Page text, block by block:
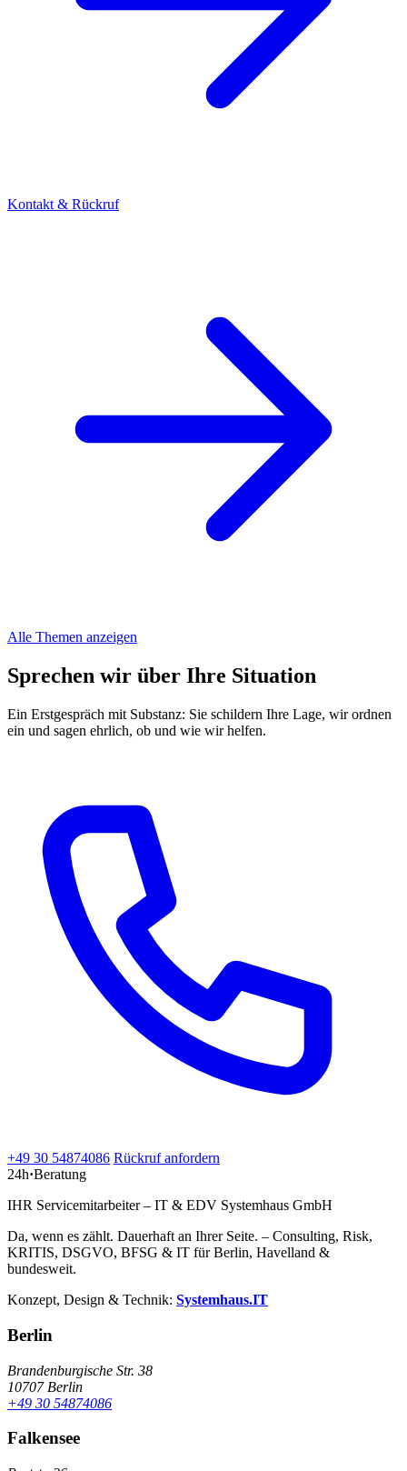
Kontakt & Rückruf
Alle Themen anzeigen
Sprechen wir über Ihre Situation
Ein Erstgespräch mit Substanz: Sie schildern Ihre Lage, wir ordnen
ein und sagen ehrlich, ob und wie wir helfen.
+49 30 54874086 Rückruf anfordern
24h·Beratung
IHR Servicemitarbeiter – IT & EDV Systemhaus GmbH
Da, wenn es zählt. Dauerhaft an Ihrer Seite. – Consulting, Risk,
KRITIS, DSGVO, BFSG & IT für Berlin, Havelland &
bundesweit.
Konzept, Design & Technik: Systemhaus.IT
Berlin
Brandenburgische Str. 38
10707 Berlin
+49 30 54874086
Falkensee